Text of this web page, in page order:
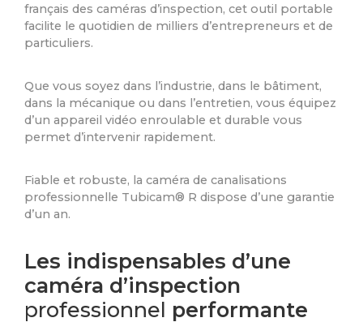
français des caméras d’inspection, cet outil portable
facilite le quotidien de milliers d’entrepreneurs et de
particuliers.
Que vous soyez dans l’industrie, dans le bâtiment,
dans la mécanique ou dans l’entretien, vous équipez
d’un appareil vidéo enroulable et durable vous
permet d’intervenir rapidement.
Fiable et robuste, la caméra de canalisations
professionnelle Tubicam® R dispose d’une garantie
d’un an.
Les indispensables d’une
caméra d’inspection
professionnel performante